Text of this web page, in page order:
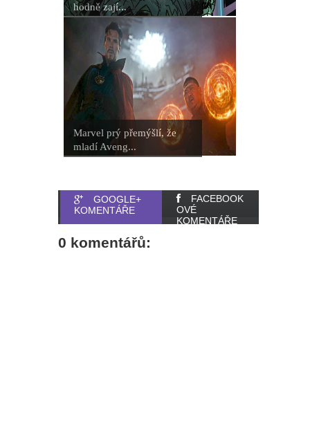
hodně zají...
Marvel prý přemýšlí, že
mladí Aveng...
GOOGLE+
KOMENTÁŘE
FACEBOOK
OVÉ
KOMENTÁŘE
0 komentářů: